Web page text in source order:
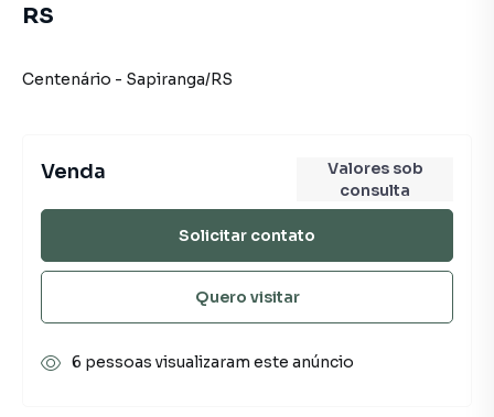
RS
Centenário - Sapiranga/RS
Venda
Valores sob
consulta
Solicitar contato
Quero visitar
6 pessoas visualizaram este anúncio